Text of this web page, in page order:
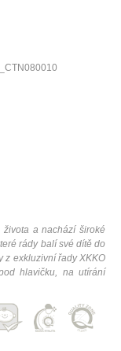
života a nachází široké
rády balí své dítě do
z exkluzivní řady XKKO
hlavičku, na utírání